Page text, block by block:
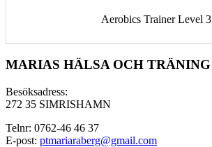
Aerobics Trainer Level 3
MARIAS HÄLSA OCH TRÄNING
Besöksadress:
272 35 SIMRISHAMN
Telnr: 0762-46 46 37
E-post: ptmariaraberg@gmail.com